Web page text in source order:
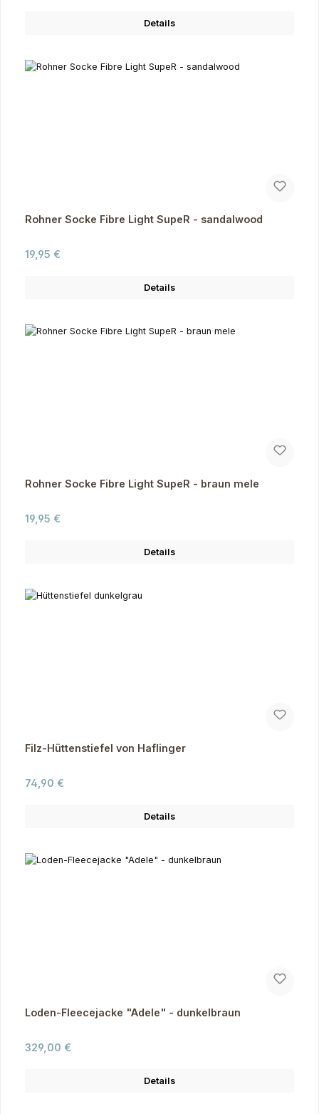
Details
Rohner Socke Fibre Light SupeR - sandalwood
Regulärer Preis:
19,95 €
Details
Rohner Socke Fibre Light SupeR - braun mele
Regulärer Preis:
19,95 €
Details
Filz-Hüttenstiefel von Haflinger
Regulärer Preis:
74,90 €
Details
Loden-Fleecejacke "Adele" - dunkelbraun
Regulärer Preis:
329,00 €
Details